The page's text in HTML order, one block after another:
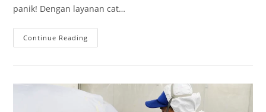
panik! Dengan layanan cat…
Continue Reading